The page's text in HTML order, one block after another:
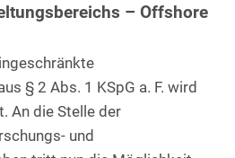
– Offshore
§ 2 Abs. 1 KSpG a. F. wird
An die Stelle der
und